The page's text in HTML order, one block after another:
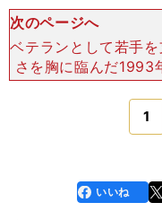
次のページへ
ベテランとして若手
さを胸に臨んだ1993
年限りだ」という思
ね。杉浦 そうです。
ズ
1
faceboo
k
いいね